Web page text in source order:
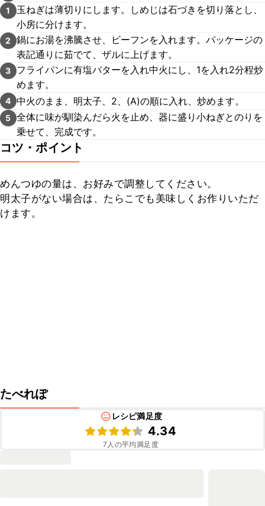
1
玉ねぎは薄切りにします。しめじは石づきを切り落とし、
小房に分けます。
2
鍋にお湯を沸騰させ、ビーフンを入れます。パッケージの
表記通りに茹でて、ザルに上げます。
3
フライパンに有塩バターを入れ中火にし、1を入れ2分程炒
めます。
4 中火のまま、明太子、2、(A)の順に入れ、炒めます。
5 全体に味が馴染んだら火を止め、器に盛り小ねぎとのりを
乗せて、完成です。
コツ・ポイント
めんつゆの量は、お好みで調整してください。
明太子がない場合は、たらこでも美味しくお作りいただ
けます。
たべれぽ
レシピ満足度
4.34
7 人の平均満足度